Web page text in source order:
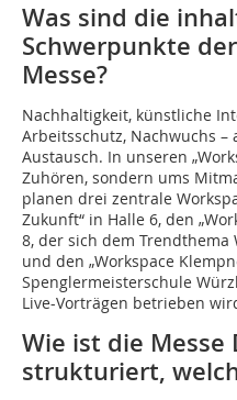
Was sind die
Schwerpunkte
Messe?
Nachhaltigkeit, künstliche
Arbeitsschutz, Nachwuchs
Austausch. In unseren
Zuhören, sondern ums
planen drei zentrale
Zukunft“ in Halle 6, den
8, der sich dem
und den „Workspace
Spenglermeisterschule
Live-Vorträgen betrieben
Wie ist die Messe
strukturiert,